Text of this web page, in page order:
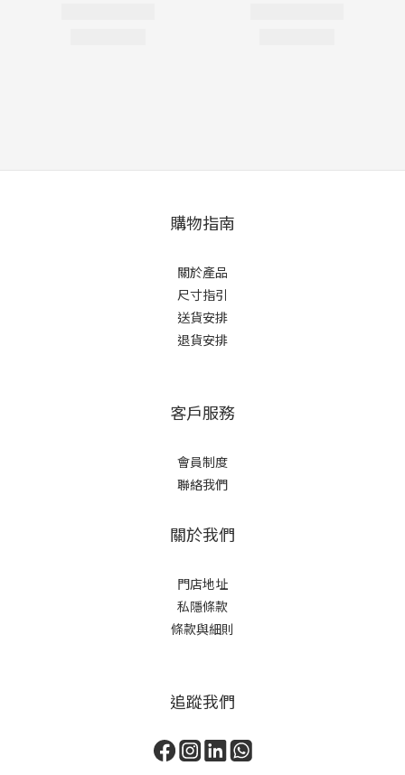
購物指南
關於產品
尺寸指引
送貨安排
退貨安排
客戶服務
會員制度
聯絡我們
關於我們
門店地址
私隱條款
條款與細則
追蹤我們